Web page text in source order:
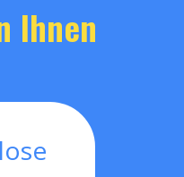
Ihnen